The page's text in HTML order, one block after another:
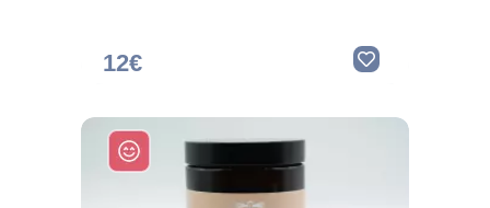
12€